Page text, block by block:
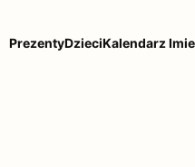
PrezentyDzieciKalendarz